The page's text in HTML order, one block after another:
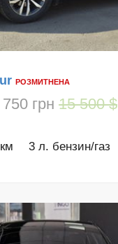
РОЗМИТНЕНА
грн 15 500 $
3 л. бензин/газ